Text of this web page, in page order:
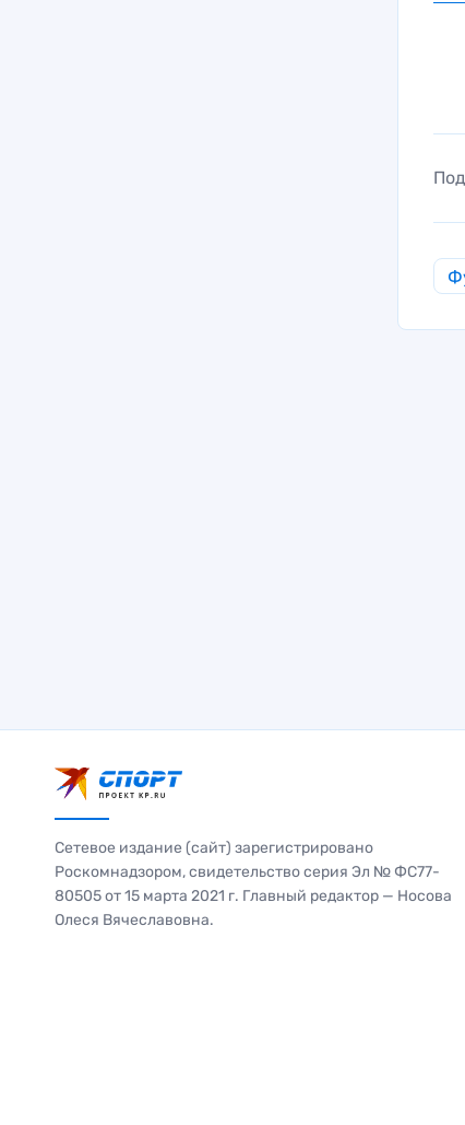
Сетевое издание (сайт) зарегистрировано
Роскомнадзором, свидетельство серия Эл № ФС77-
80505 от 15 марта 2021 г. Главный редактор — Носова
Олеся Вячеславовна.